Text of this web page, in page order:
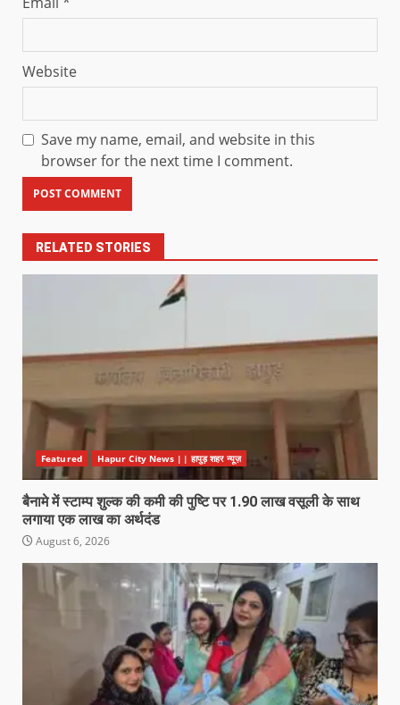
Website
Save my name, email, and website in this
browser for the next time I comment.
RELATED STORIES
Featured Hapur City News || हापुड़ शहर न्यूज़
बैनामे में स्टाम्प शुल्क की कमी की पुष्टि पर 1.90 लाख वसूली के साथ
लगाया एक लाख का अर्थदंड
August 6, 2026